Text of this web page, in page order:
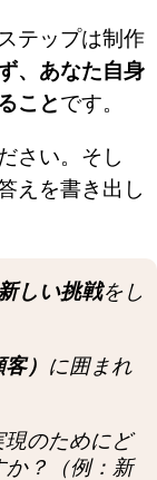
テップは制作
、あなた自身
ことです。
さい。そし
えを書き出し
しい挑戦をし
） に囲まれ
のためにど
か？（例：新